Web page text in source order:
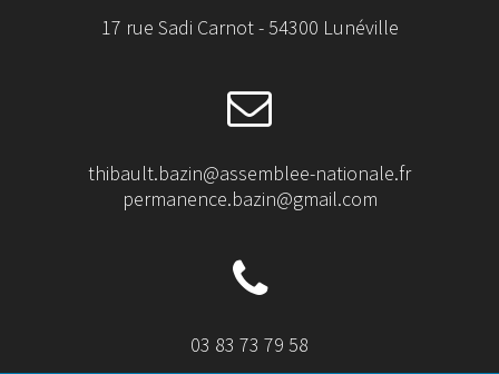
17 rue Sadi Carnot - 54300 Lunéville
thibault.bazin@assemblee-nationale.fr
permanence.bazin@gmail.com
03 83 73 79 58